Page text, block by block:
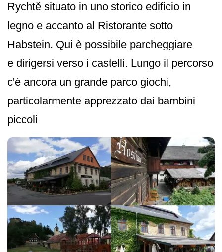
Rychtě situato in uno storico edificio in
legno e accanto al Ristorante sotto
Habstein. Qui è possibile parcheggiare
e dirigersi verso i castelli. Lungo il percorso
c'è ancora un grande parco giochi,
particolarmente apprezzato dai bambini
piccoli